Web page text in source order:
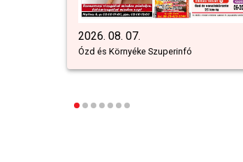
2026. 08. 07.
Ózd és Környéke Szuperinfó